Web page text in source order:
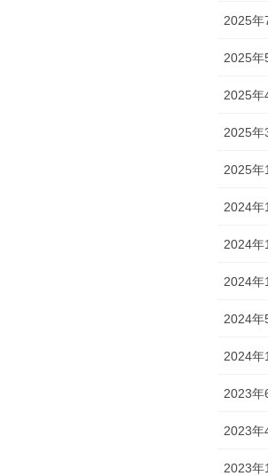
2025年
2025年
2025年
2025年
2025年
2024年
2024年
2024年
2024年
2024年
2023年
2023年
2023年